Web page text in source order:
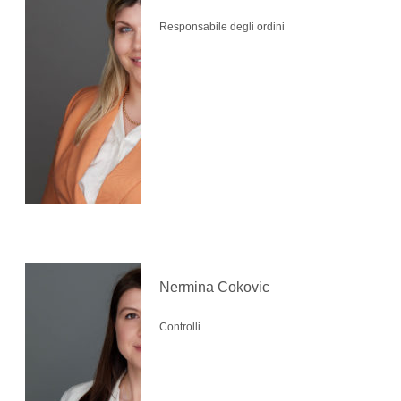
Responsabile degli ordini
Nermina Cokovic
Controlli